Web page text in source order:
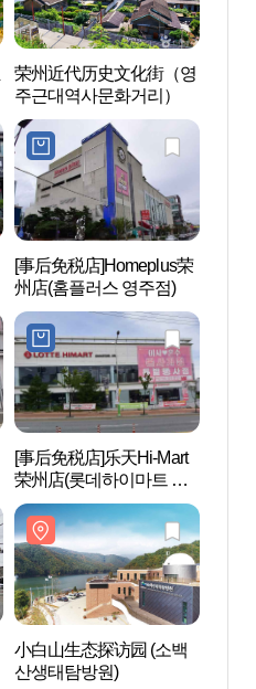
荣州近代历史文化街（영
주근대역사문화거리）
[事后免税店]Homeplus荣
州店(홈플러스 영주점)
[事后免税店]乐天Hi-Mart
荣州店(롯데하이마트 영
주점)
小白山生态探访园 (소백
산생태탐방원)